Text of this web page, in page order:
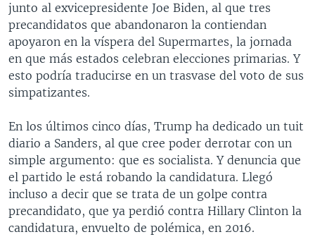
CIENCIA Y SALUD
VISIÓN 360
LAS CLAVES
PANORAMA
AUDIONOTICIAS
BUENOS DÍAS AMÉRICA
ESTADOS UNIDOS AL DÍA
EL MUNDO AL DÍA [RADIO]
DEPORTIVO INTERNACIONAL
NOTA ECONÓMICA
ENTRETENIMIENTO
DOCUMENTALES DE LA VOA
Learning English
SÍGANOS
Idiomas
junto al exvicepresidente Joe Biden, al que tres
precandidatos que abandonaron la contiendan
apoyaron en la víspera del Supermartes, la jornada
en que más estados celebran elecciones primarias. Y
esto podría traducirse en un trasvase del voto de sus
simpatizantes.
En los últimos cinco días, Trump ha dedicado un tuit
diario a Sanders, al que cree poder derrotar con un
simple argumento: que es socialista. Y denuncia que
el partido le está robando la candidatura. Llegó
incluso a decir que se trata de un golpe contra
precandidato, que ya perdió contra Hillary Clinton la
candidatura, envuelto de polémica, en 2016.